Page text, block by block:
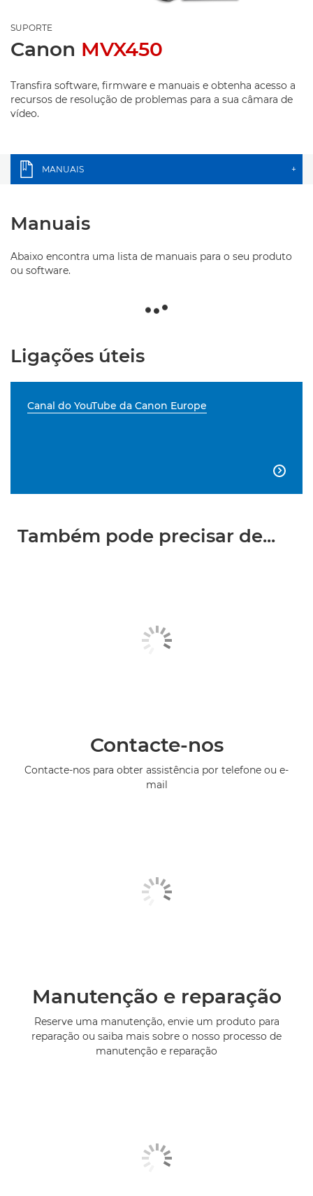
SUPORTE
Canon MVX450
Transfira software, firmware e manuais e obtenha acesso a
recursos de resolução de problemas para a sua câmara de
vídeo.
MANUAIS +
Manuais
Abaixo encontra uma lista de manuais para o seu produto
ou software.
Ligações úteis
Canal do YouTube da Canon Europe

Também pode precisar de...
Contacte-nos
Contacte-nos para obter assistência por telefone ou e-
mail
Manutenção e reparação
Reserve uma manutenção, envie um produto para
reparação ou saiba mais sobre o nosso processo de
manutenção e reparação